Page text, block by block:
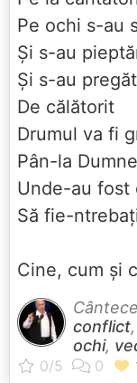
Pe ochi s-au
Şi s-au
Şi s-au
De călătorit
Drumul va fi
Pân-la
Unde-au fost
Să fie-
Cine, cum şi
conflict,
ochi,